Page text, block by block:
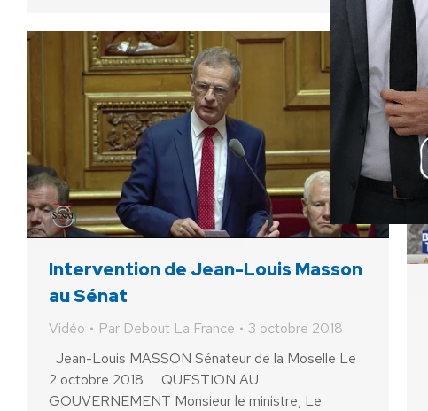
Intervention de Jean-Louis Masson
au Sénat
Vidéo Par Debout La France
3 octobre 2018
Jean-Louis MASSON Sénateur de la Moselle Le
2 octobre 2018 QUESTION AU
GOUVERNEMENT Monsieur le ministre, Le